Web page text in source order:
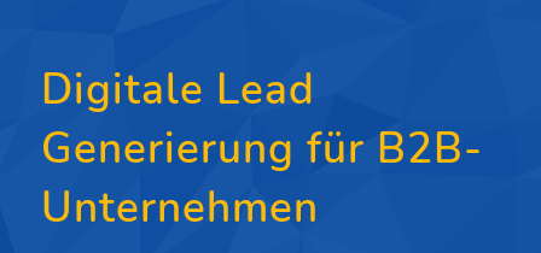
Digitale Lead
Generierung für B2B-
Unternehmen